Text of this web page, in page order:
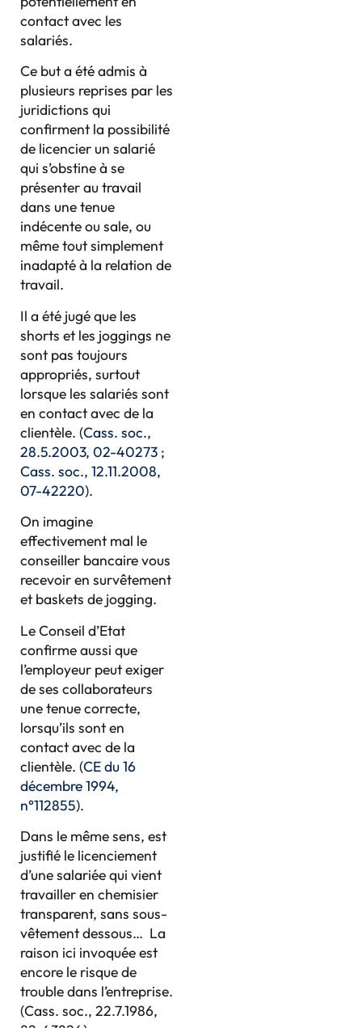
contact avec les
salariés.
Ce but a été admis à
plusieurs reprises par les
juridictions qui
confirment la possibilité
de licencier un salarié
qui s’obstine à se
présenter au travail
dans une tenue
indécente ou sale, ou
même tout simplement
inadapté à la relation de
travail.
Il a été jugé que les
shorts et les joggings ne
sont pas toujours
appropriés, surtout
lorsque les salariés sont
en contact avec de la
clientèle. (Cass. soc.,
28.5.2003, 02-40273 ;
Cass. soc., 12.11.2008,
07-42220).
On imagine
effectivement mal le
conseiller bancaire vous
recevoir en survêtement
et baskets de jogging.
Le Conseil d’Etat
confirme aussi que
l’employeur peut exiger
de ses collaborateurs
une tenue correcte,
lorsqu’ils sont en
contact avec de la
clientèle. (CE du 16
décembre 1994,
n°112855).
Dans le même sens, est
justifié le licenciement
d’une salariée qui vient
travailler en chemisier
transparent, sans sous-
vêtement dessous… La
raison ici invoquée est
encore le risque de
trouble dans l’entreprise.
(Cass. soc., 22.7.1986,